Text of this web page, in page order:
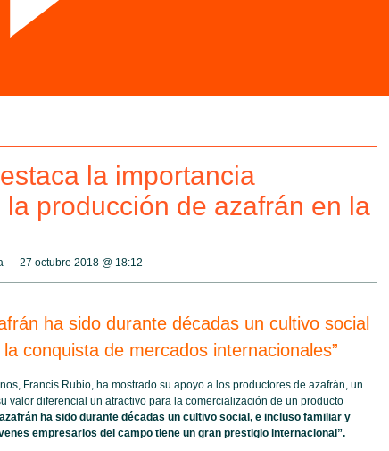
la importancia
producción de azafrán en la
— 27 octubre 2018 @ 18:12
ha sido durante décadas un cultivo social
conquista de mercados internacionales”
Francis Rubio, ha mostrado su apoyo a los productores de azafrán, un
valor diferencial un atractivo para la comercialización de un producto
ha sido durante décadas un cultivo social, e incluso familiar y
empresarios del campo tiene un gran prestigio internacional”.